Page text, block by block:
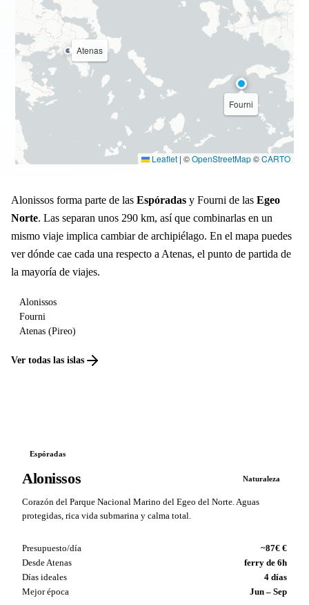
Fourni
Atenas
Leaflet | ©OpenStreetMap©CARTO
Alonissos forma parte de las Espóradas y Fourni de las Egeo
Norte. Las separan unos 290 km, así que combinarlas en un
mismo viaje implica cambiar de archipiélago. En el mapa puedes
ver dónde cae cada una respecto a Atenas, el punto de partida de
la mayoría de viajes.
Alonissos
Fourni
Atenas (Pireo)
Ver todas las islas
Espóradas
Alonissos Naturaleza
Corazón del Parque Nacional Marino del Egeo del Norte. Aguas
protegidas, rica vida submarina y calma total.
Presupuesto/día
~87€ €
Desde Atenas
ferry de 6h
Días ideales
4 días
Mejor época
Jun – Sep